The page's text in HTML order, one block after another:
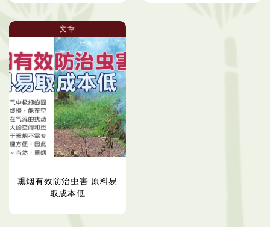
文章
熏烟有效防治虫害 原料易
取成本低